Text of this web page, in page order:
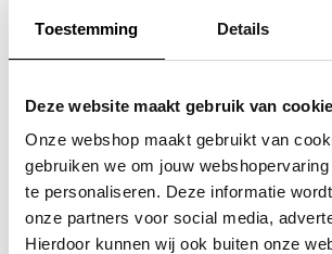
Toestemming Details
Deze website maakt gebruik van
Onze webshop maakt gebruikt van
gebruiken we om jouw
te personaliseren. Deze informatie
onze partners voor social media,
Hierdoor kunnen wij ook buiten onze
Loranto, Vogel zwart met
Bestel snel
Per stuk